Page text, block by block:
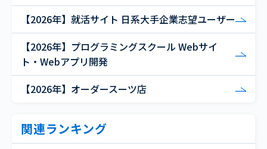
【2026年】就活サイト 日系大手企業志望ユーザー
【2026年】プログラミングスクール Webサイ
ト・Webアプリ開発
【2026年】オーダースーツ店
関連ランキング